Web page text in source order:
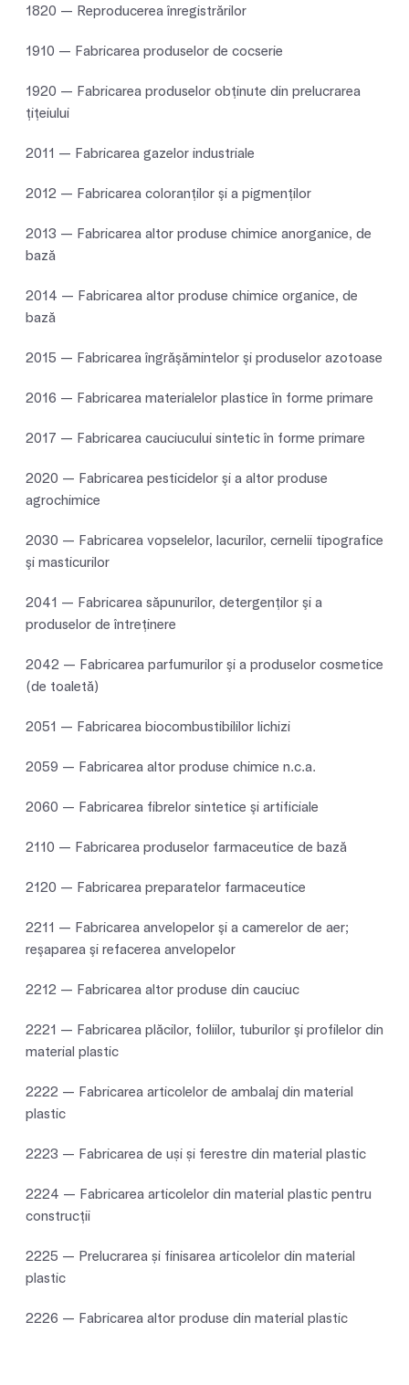
1820 — Reproducerea înregistrărilor
1910 — Fabricarea produselor de cocserie
1920 — Fabricarea produselor obţinute din prelucrarea
ţiţeiului
2011 — Fabricarea gazelor industriale
2012 — Fabricarea coloranţilor şi a pigmenţilor
2013 — Fabricarea altor produse chimice anorganice, de
bază
2014 — Fabricarea altor produse chimice organice, de
bază
2015 — Fabricarea îngrăşămintelor şi produselor azotoase
2016 — Fabricarea materialelor plastice în forme primare
2017 — Fabricarea cauciucului sintetic în forme primare
2020 — Fabricarea pesticidelor şi a altor produse
agrochimice
2030 — Fabricarea vopselelor, lacurilor, cernelii tipografice
şi masticurilor
2041 — Fabricarea săpunurilor, detergenţilor şi a
produselor de întreţinere
2042 — Fabricarea parfumurilor şi a produselor cosmetice
(de toaletă)
2051 — Fabricarea biocombustibililor lichizi
2059 — Fabricarea altor produse chimice n.c.a.
2060 — Fabricarea fibrelor sintetice şi artificiale
2110 — Fabricarea produselor farmaceutice de bază
2120 — Fabricarea preparatelor farmaceutice
2211 — Fabricarea anvelopelor şi a camerelor de aer;
reşaparea şi refacerea anvelopelor
2212 — Fabricarea altor produse din cauciuc
2221 — Fabricarea plăcilor, foliilor, tuburilor şi profilelor din
material plastic
2222 — Fabricarea articolelor de ambalaj din material
plastic
2223 — Fabricarea de uși și ferestre din material plastic
2224 — Fabricarea articolelor din material plastic pentru
construcţii
2225 — Prelucrarea și finisarea articolelor din material
plastic
2226 — Fabricarea altor produse din material plastic